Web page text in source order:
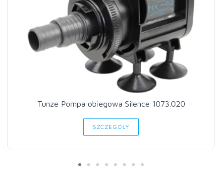
Tunze Pompa obiegowa Silence 1073.020
SZCZEGÓŁY